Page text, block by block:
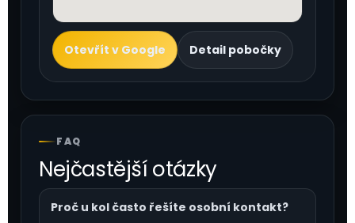
Otevřít v Google Detail pobočky
FAQ
Nejčastější otázky
Proč u kol často řešíte osobní kontakt?